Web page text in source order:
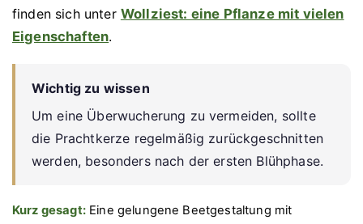
finden sich unter Wollziest: eine Pflanze mit vielen
Eigenschaften.
Wichtig zu wissen
Um eine Überwucherung zu vermeiden, sollte
die Prachtkerze regelmäßig zurückgeschnitten
werden, besonders nach der ersten Blühphase.
Kurz gesagt:Eine gelungene Beetgestaltung mit